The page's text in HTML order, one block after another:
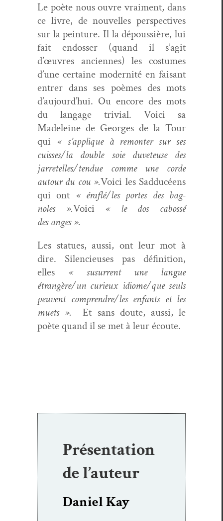
Le poète nous ouvre vrai­ment, dans
ce livre, de nou­velles per­spec­tives
sur la pein­ture. Il la dépous­sière, lui
fait endoss­er (quand il s’agit
d’œuvres anci­ennes) les cos­tumes
d’une cer­taine moder­nité en faisant
entr­er dans ses poèmes des mots
d’aujourd’hui. Ou encore des mots
du lan­gage triv­ial. Voici sa
Madeleine de Georges de la Tour
qui « s’applique à remon­ter sur ses
cuisses/la dou­ble soie duveteuse des
jarretelles/tendue comme une corde
autour du cou ».Voici les Sad­ducéens
qui ont « éraflé/les portes des bag­
noles ».Voici « le dos cabossé
des anges ».
Les stat­ues, aus­si, ont leur mot à
dire. Silen­cieuses pas déf­i­ni­tion,
elles « susurrent une langue
étrangère/un curieux idiome/que seuls
peu­vent comprendre/les enfants et les
muets ».Et sans doute, aus­si, le
poète quand il se met à leur écoute.
Présentation
de l’auteur
Daniel Kay